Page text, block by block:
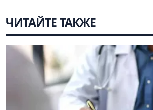
ЧИТАЙТЕ ТАКЖЕ